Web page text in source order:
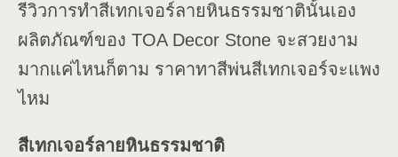
รีวิวการทำสีเทกเจอร์ลายหินธรรมชาตินั้นเอง
ผลิตภัณฑ์ของ TOA Decor Stone จะสวยงาม
มากแค่ไหนก็ตาม ราคาทาสีพ่นสีเทกเจอร์จะแพง
ไหม
สีเทกเจอร์ลายหินธรรมชาติ